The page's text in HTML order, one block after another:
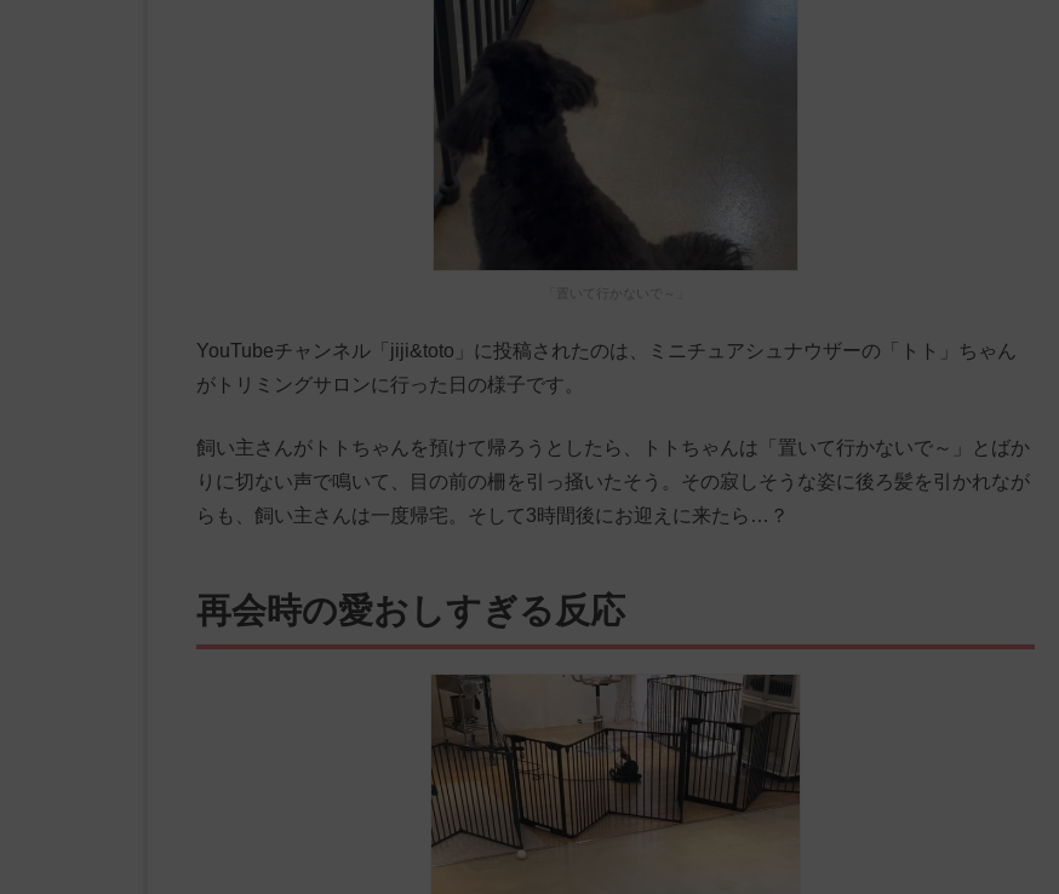
YouTubeチャンネル「jiji&toto」に投稿されたのは、ミニチュアシュナウザーの「トト」ちゃん
がトリミングサロンに行った日の様子です。
飼い主さんがトトちゃんを預けて帰ろうとしたら、トトちゃんは「置いて行かないで～」とばか
りに切ない声で鳴いて、目の前の柵を引っ掻いたそう。その寂しそうな姿に後ろ髪を引かれなが
らも、飼い主さんは一度帰宅。そして3時間後にお迎えに来たら…？
再会時の愛おしすぎる反応